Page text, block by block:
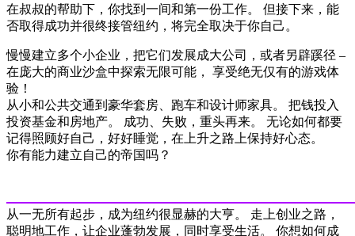
在叔叔的帮助下，你找到一间和第一份工作。 但接下来，能
否取得成功并很终接管纽约，将完全取决于你自己。
慢慢建立多个小企业，把它们发展成大公司，或者另辟蹊径 –
在庞大的商业沙盒中探索无限可能， 享受绝无仅有的游戏体
验！
从小和公共交通到豪华套房、跑车和设计师家具。 把钱投入
投资基金和房地产。 成功、失败，重头再来。 无论如何都要
记得照顾好自己，好好睡觉，在上升之路上保持好心态。
你有能力建立自己的帝国吗？
从一无所有起步，成为纽约很显赫的大亨。 走上创业之路，
聪明地工作，让企业蓬勃发展，同时享受生活。 你想如何成